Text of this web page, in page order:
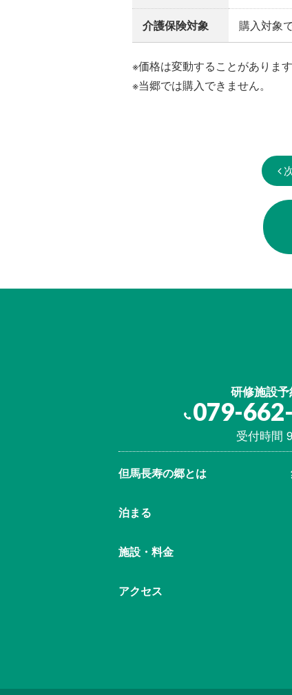
介護保険対象 購入対象
※価格は変動することがあります
※当郷では購入できません。
研修施設
079-
受付時間
但馬⾧寿の郷とは
泊まる
施設・料金
アクセス